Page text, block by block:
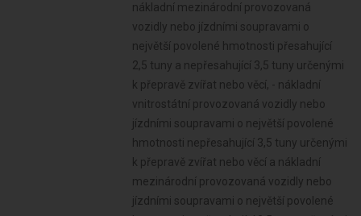
nákladní mezinárodní provozovaná
vozidly nebo jízdními soupravami o
největší povolené hmotnosti přesahující
2,5 tuny a nepřesahující 3,5 tuny určenými
k přepravě zvířat nebo věcí, - nákladní
vnitrostátní provozovaná vozidly nebo
jízdními soupravami o největší povolené
hmotnosti nepřesahující 3,5 tuny určenými
k přepravě zvířat nebo věcí a nákladní
mezinárodní provozovaná vozidly nebo
jízdními soupravami o největší povolené